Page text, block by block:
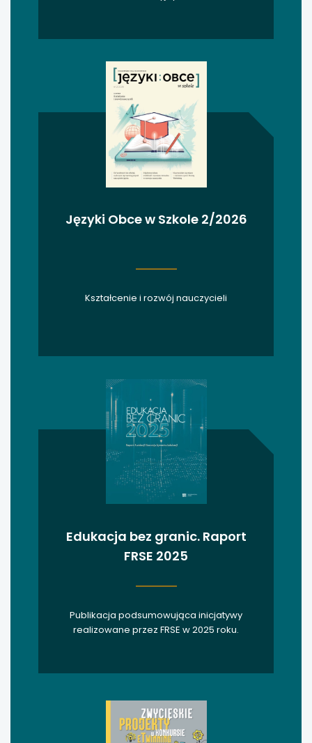
uwaga, link otwiera się w nowej karcie
uwaga, link otwiera się w nowej karcie
uwaga, link otwiera się w nowej karcie
uwaga, link otwiera się w nowej karcie
uwaga, link otwiera się w nowej karcie
uwaga, link otwiera się w nowej karcie
uwaga, link otwiera się w nowej karcie
uwaga, link otwiera się w nowej karcie
Języki Obce w Szkole 2/2026
Kształcenie i rozwój nauczycieli
Edukacja bez granic. Raport
FRSE 2025
Publikacja podsumowująca inicjatywy
realizowane przez FRSE w 2025 roku.